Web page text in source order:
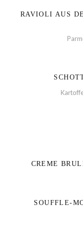
RAVIOLI AUS
CREME
SOUFFLE-